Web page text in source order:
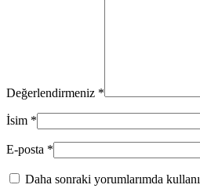
Değerlendirmeniz *
İsim *
E-posta *
Daha sonraki yorumlarımda